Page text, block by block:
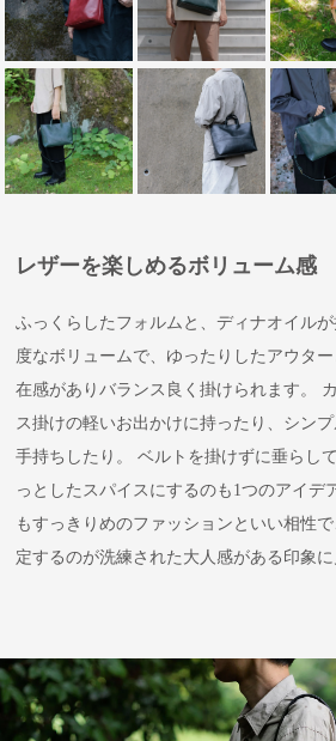
レザーを楽しめるボリューム感
ふっくらしたフォルムと、ディナオイル
度なボリュームで、ゆったりしたアウタ
在感がありバランス良く掛けられます。
ス掛けの軽いお出かけに持ったり、シン
手持ちしたり。 ベルトを掛けずに垂らし
っとしたスパイスにするのも1つのアイデ
もすっきりめのファッションといい相性
定するのが洗練された大人感がある印象に